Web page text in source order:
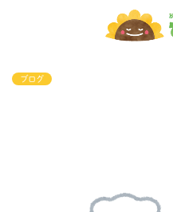
ブログ